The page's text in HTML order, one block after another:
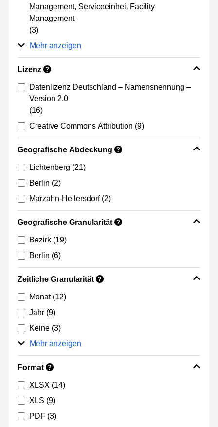
Management, Serviceeinheit Facility
Management
(3)
Mehr anzeigen
Lizenz ?
Datenlizenz Deutschland – Namensnennung –
Version 2.0
(16)
Creative Commons Attribution (9)
Geografische Abdeckung ?
Lichtenberg (21)
Berlin (2)
Marzahn-Hellersdorf (2)
Geografische Granularität ?
Bezirk (19)
Berlin (6)
Zeitliche Granularität ?
Monat (12)
Jahr (9)
Keine (3)
Mehr anzeigen
Format ?
XLSX (14)
XLS (9)
PDF (3)